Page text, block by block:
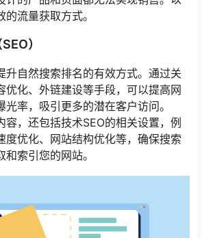
流量获取方式。
）
升自然搜索排名的有效方式。通过关
优化、外链建设等手段，可以提高网
率，吸引更多的潜在客户访问。
容，还包括技术SEO的相关设置，例
度优化、网站结构优化等，确保搜索
索引您的网站。